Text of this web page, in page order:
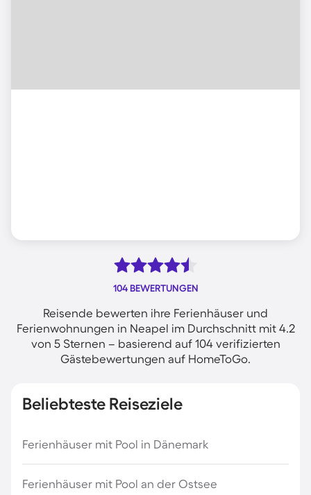
104 BEWERTUNGEN
Reisende bewerten ihre Ferienhäuser und
Ferienwohnungen in Neapel im Durchschnitt mit 4.2
von 5 Sternen – basierend auf 104 verifizierten
Gästebewertungen auf HomeToGo.
Beliebteste Reiseziele
Ferienhäuser mit Pool in Dänemark
Ferienhäuser mit Pool an der Ostsee